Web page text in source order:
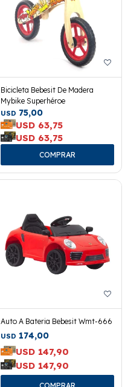
Bicicleta Bebesit De Madera
Mybike Superhéroe
USD 75,00
USD 63,75
USD 63,75
Auto A Bateria Bebesit Wmt-666
USD 174,00
USD 147,90
USD 147,90